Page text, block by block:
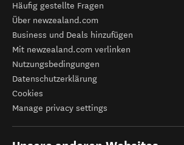
Häufig gestellte Fragen
Über newzealand.com
Business und Deals hinzufügen
Mit newzealand.com verlinken
Nutzungsbedingungen
Datenschutzerklärung
Cookies
Manage privacy settings